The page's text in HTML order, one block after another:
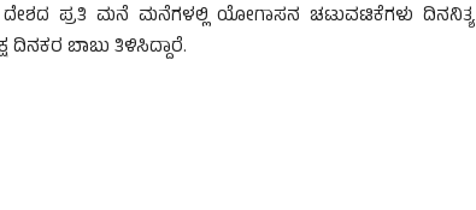
ದೇಶದ ಪ್ರತಿ ಮನೆ ಮನೆಗಳಲ್ಲಿ ಯೋಗಾಸನ ಚಟುವಟಿಕೆಗಳು ದಿನನಿತ್ಯ
ಬಾಬು ತಿಳಿಸಿದ್ದಾರೆ.